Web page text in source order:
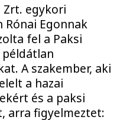
Zrt. egykori
Rónai Egonnak
fel a Paksi
A szakember, aki
a hazai
és a paksi
arra figyelmeztet: